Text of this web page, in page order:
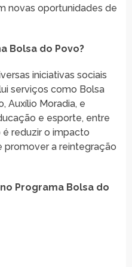
novas oportunidades de
Bolsa do Povo?
iniciativas sociais
serviços como Bolsa
Auxílio Moradia, e
e esporte, entre
é reduzir o impacto
promover a reintegração
Programa Bolsa do